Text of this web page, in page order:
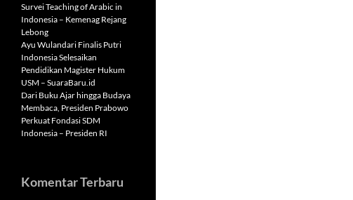
Survei Teaching of Arabic in
Indonesia – Kemenag Rejang
Lebong
Ayu Wulandari Finalis Putri
Indonesia Selesaikan
Pendidikan Magister Hukum
USM – SuaraBaru.id
Dari Buku Ajar hingga Budaya
Membaca, Presiden Prabowo
Perkuat Fondasi SDM
Indonesia – Presiden RI
Komentar Terbaru